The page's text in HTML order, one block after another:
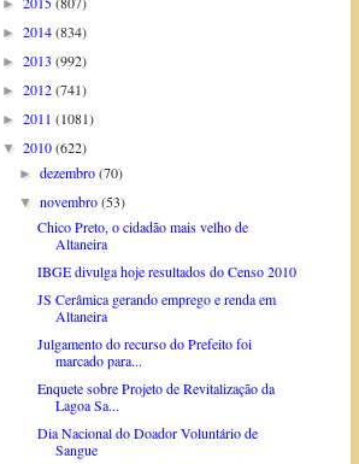
► 2014(834)
► 2013 (992)
► 2012(741)
► 2011 (1081)
▼ 2010(622)
►dezembro(70)
▼novembro(53)
Chico Preto, o cidadão mais velho de
Altaneira
IBGE divulga hoje resultados do Censo 2010
JS Cerâmica gerando emprego e renda em
Altaneira
Julgamento do recurso do Prefeito foi
marcado para...
Enquete sobre Projeto de Revitalização da
Lagoa Sa...
Dia Nacional do Doador Voluntário de
Sangue